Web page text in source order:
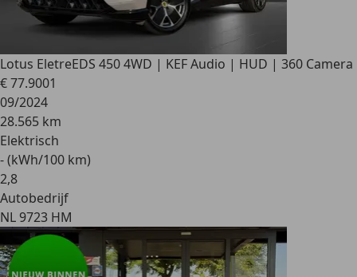
Lotus EletreEDS 450 4WD | KEF Audio | HUD | 360 Camera
€ 77.9001
09/2024
28.565 km
Elektrisch
- (kWh/100 km)
2,8
Autobedrijf
NL 9723 HM